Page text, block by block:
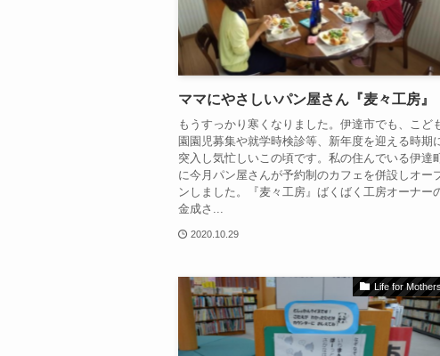
ママにやさしいパン屋さん『麦々工房』
もうすっかり寒くなりました。伊達市でも、こど
園園児募集や就学時検診等、新年度を迎える時期
突入し気忙しいこの頃です。私の住んでいる伊達
に今月パン屋さんが予約制のカフェを併設しオー
ンしました。『麦々工房』ばくばく工房オーナー
金成さ...
2020.10.29
Life for Mothers